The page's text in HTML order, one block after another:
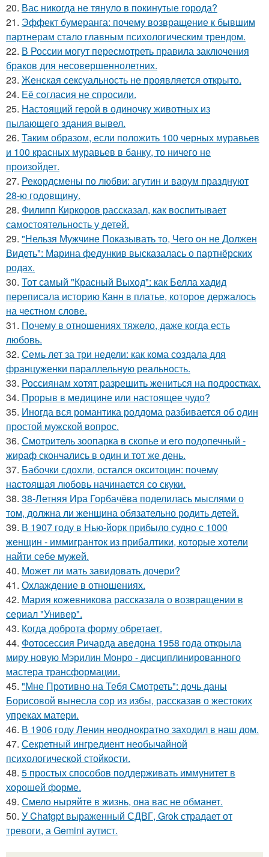
20. Вас никогда не тянуло в покинутые города?
21. Эффект бумеранга: почему возвращение к бывшим
партнерам стало главным психологическим трендом.
22. В России могут пересмотреть правила заключения
браков для несовершеннолетних.
23. Женская сексуальность не проявляется открыто.
24. Её согласия не спросили.
25. Настоящий герой в одиночку животных из
пылающего здания вывел.
26. Таким образом, если положить 100 черных муравьев
и 100 красных муравьев в банку, то ничего не
произойдет.
27. Рекордсмены по любви: агутин и варум празднуют
28-ю годовщину.
28. Филипп Киркоров рассказал, как воспитывает
самостоятельность у детей.
29. "Нельзя Мужчине Показывать то, Чего он не Должен
Видеть": Марина федункив высказалась о партнёрских
родах.
30. Тот самый "Красный Выход": как Белла хадид
переписала историю Канн в платье, которое держалось
на честном слове.
31. Почему в отношениях тяжело, даже когда есть
любовь.
32. Семь лет за три недели: как кома создала для
француженки параллельную реальность.
33. Россиянам хотят разрешить жениться на подростках.
34. Прорыв в медицине или настоящее чудо?
35. Иногда вся романтика роддома разбивается об один
простой мужской вопрос.
36. Смотритель зоопарка в скопье и его подопечный -
жираф скончались в один и тот же день.
37. Бабочки сдохли, остался окситоцин: почему
настоящая любовь начинается со скуки.
38. 38-Летняя Ира Горбачёва поделилась мыслями о
том, должна ли женщина обязательно родить детей.
39. В 1907 году в Нью-йорк прибыло судно с 1000
женщин - иммигранток из прибалтики, которые хотели
найти себе мужей.
40. Может ли мать завидовать дочери?
41. Охлаждение в отношениях.
42. Мария кожевникова рассказала о возвращении в
сериал "Универ".
43. Когда доброта форму обретает.
44. Фотосессия Ричарда аведона 1958 года открыла
миру новую Мэрилин Монро - дисциплинированного
мастера трансформации.
45. "Мне Противно на Тебя Смотреть": дочь даны
Борисовой вынесла сор из избы, рассказав о жестоких
упреках матери.
46. В 1906 году Ленин неоднократно заходил в наш дом.
47. Секретный ингредиент необычайной
психологической стойкости.
48. 5 простых способов поддерживать иммунитет в
хорошей форме.
49. Смело ныряйте в жизнь, она вас не обманет.
50. У Chatgpt выраженный СДВГ, Grok страдает от
тревоги, а Gemini аутист.